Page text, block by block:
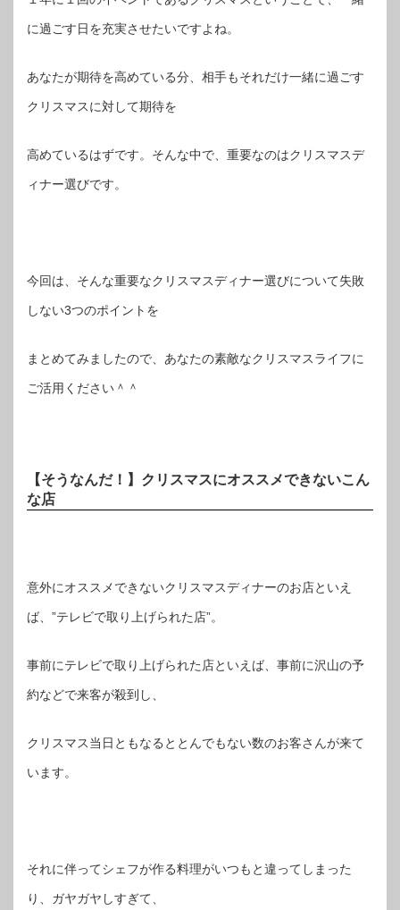
に過ごす日を充実させたいですよね。
あなたが期待を高めている分、相手もそれだけ一緒に過ごす
クリスマスに対して期待を
高めているはずです。そんな中で、重要なのはクリスマスデ
ィナー選びです。
今回は、そんな重要なクリスマスディナー選びについて失敗
しない3つのポイントを
まとめてみましたので、あなたの素敵なクリスマスライフに
ご活用ください＾＾
【そうなんだ！】クリスマスにオススメできないこん
な店
意外にオススメできないクリスマスディナーのお店といえ
ば、”テレビで取り上げられた店”。
事前にテレビで取り上げられた店といえば、事前に沢山の予
約などで来客が殺到し、
クリスマス当日ともなるととんでもない数のお客さんが来て
います。
それに伴ってシェフが作る料理がいつもと違ってしまった
り、ガヤガヤしすぎて、